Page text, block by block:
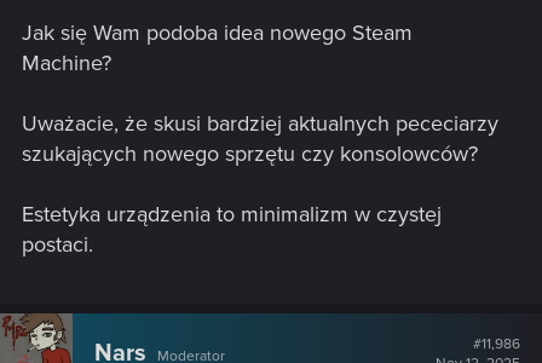
Jak się Wam podoba idea nowego Steam
Machine?
Uważacie, że skusi bardziej aktualnych pececiarzy
szukających nowego sprzętu czy konsolowców?
Estetyka urządzenia to minimalizm w czystej
postaci.
Nars Moderator
#11,986